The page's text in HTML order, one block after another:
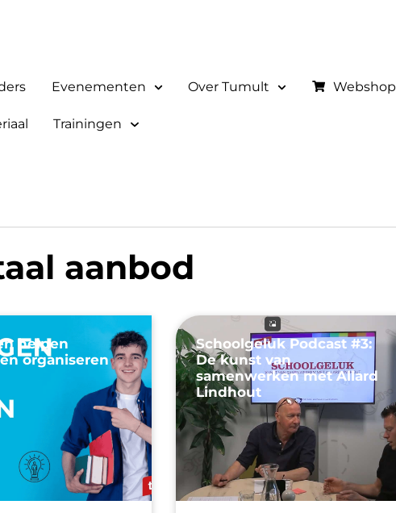
Evenementen Over Tumult Webshop
Trainingen
aanbod
helpen
organiseren
Schoolgeluk Podcast #3:
De kunst van
samenwerken met Allard
Lindhout